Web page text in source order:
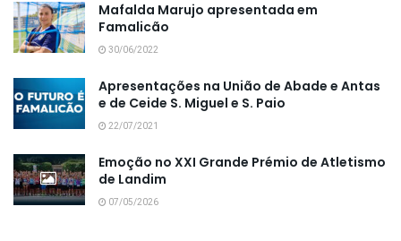
Mafalda Marujo apresentada em
Famalicão
30/06/2022
Apresentações na União de Abade e Antas
e de Ceide S. Miguel e S. Paio
22/07/2021
Emoção no XXI Grande Prémio de Atletismo
de Landim
07/05/2026